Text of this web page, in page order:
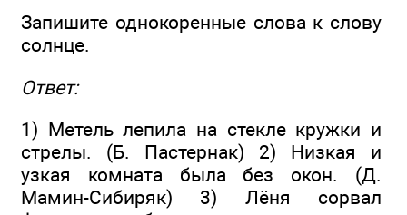
Запишите однокоренные слова к слову
солнце.
Ответ:
1) Метель лепила на стекле кружки и
стрелы. (Б. Пастернак) 2) Низкая и
узкая комната была без окон. (Д.
Мамин-Сибиряк) 3) Лёня сорвал